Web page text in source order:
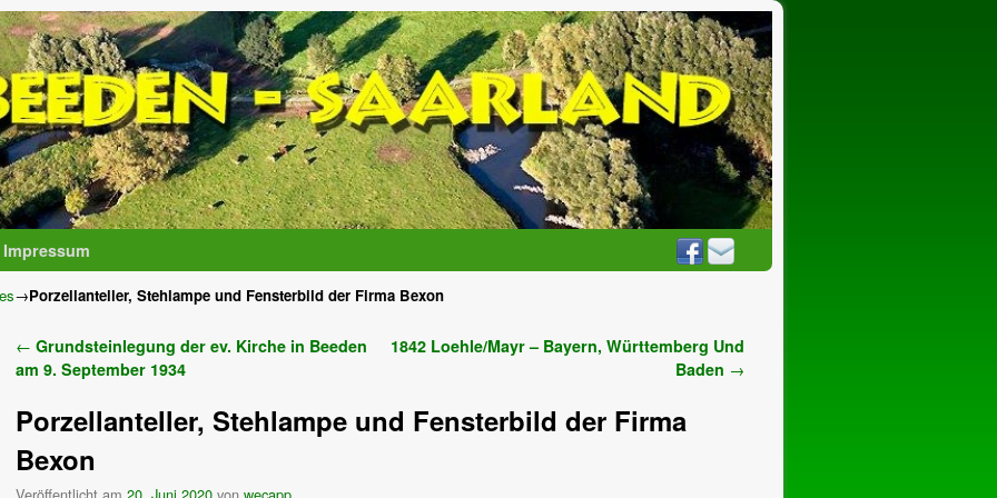
Impressum
→Porzellanteller, Stehlampe und Fensterbild der Firma Bexon
Artikelnavigation
← Grundsteinlegung der ev. Kirche in Beeden
am 9. September 1934
1842 Loehle/Mayr – Bayern, Württemberg Und
Baden →
Porzellanteller, Stehlampe und Fensterbild der Firma
Bexon